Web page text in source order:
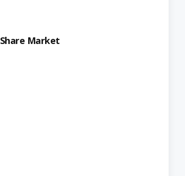
Share Market